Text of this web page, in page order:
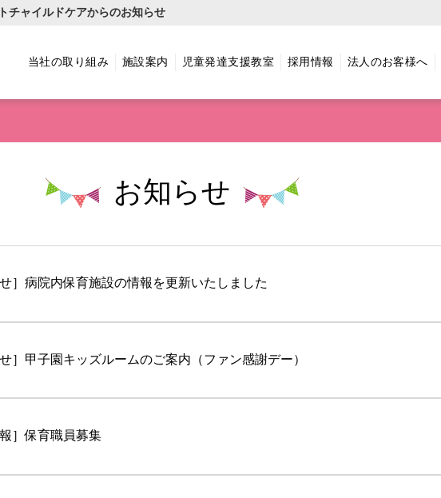
チャイルドケアからのお知らせ
当社の取り組み 施設案内 児童発達支援教室 採用情報 法人のお客様へ
お知らせ
せ］病院内保育施設の情報を更新いたしました
せ］甲子園キッズルームのご案内（ファン感謝デー）
報］保育職員募集